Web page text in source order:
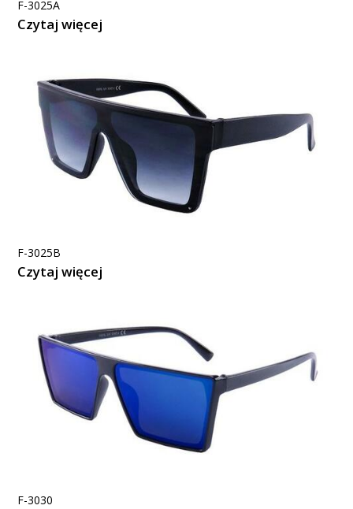
F-3025A
Czytaj więcej
F-3025B
Czytaj więcej
F-3030